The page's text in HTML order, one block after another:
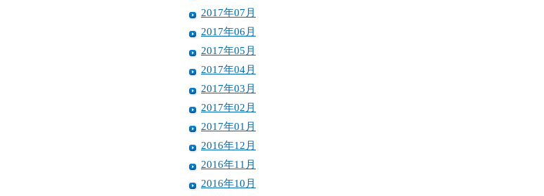
2017年07月
2017年06月
2017年05月
2017年04月
2017年03月
2017年02月
2017年01月
2016年12月
2016年11月
2016年10月